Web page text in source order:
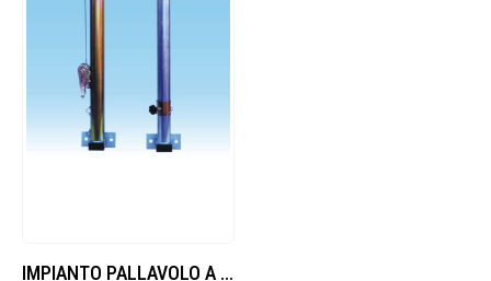
IMPIANTO PALLAVOLO A PARETE CON CURSORI MANUALI, IN ACCIAIO ZINCATO.